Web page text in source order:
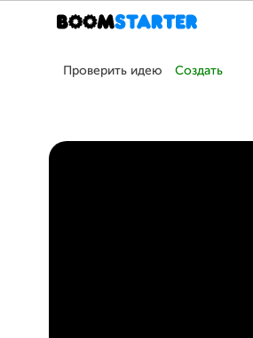
Проверить идею Создать